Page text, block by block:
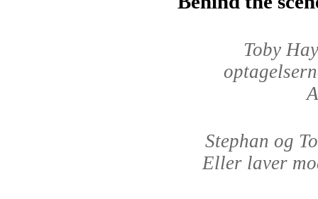
Toby
Stephan og
Eller laver